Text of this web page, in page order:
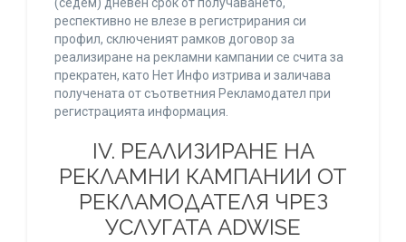
(седем) дневен срок от получаването,
респективно не влезе в регистрирания си
профил, сключеният рамков договор за
реализиране на рекламни кампании се счита за
прекратен, като Нет Инфо изтрива и заличава
получената от съответния Рекламодател при
регистрацията информация.
IV. РЕАЛИЗИРАНЕ НА
РЕКЛАМНИ КАМПАНИИ ОТ
РЕКЛАМОДАТЕЛЯ ЧРЕЗ
УСЛУГАТА ADWISE